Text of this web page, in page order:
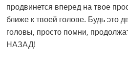
продвинется вперед на твое
ближе к твоей голове. Будь это
головы, просто помни,
НАЗАД!